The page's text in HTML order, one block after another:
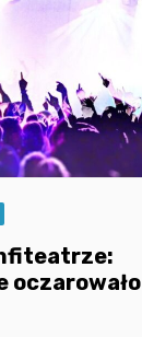
oczarowało